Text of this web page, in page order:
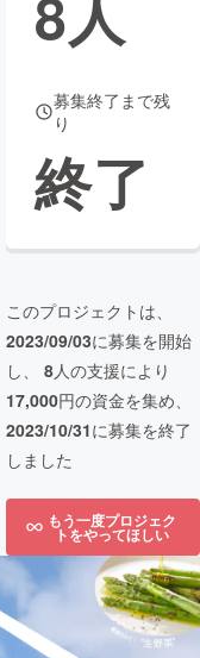
募集終了まで残
り
終了
このプロジェクトは、
2023/09/03に募集を開始
し、 8人の支援により
17,000円の資金を集め、
2023/10/31に募集を終了
しました
もう一度プロジェク
トをやってほしい